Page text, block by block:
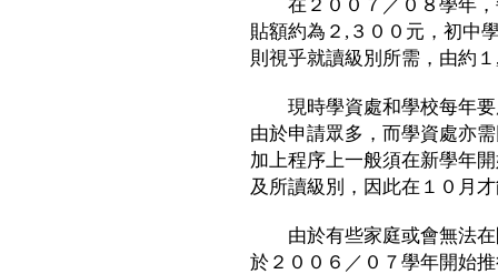
在２００７／０８學年，
貼額約為２,３００元，初中
則視乎就讀級別所需，由約
現時學資處和學校每年要
由於申請眾多，而學資處亦
加上程序上一般須在新學年
及所讀級別，因此在１０月
由於有些家庭或會無法在
於２００６／０７學年開始